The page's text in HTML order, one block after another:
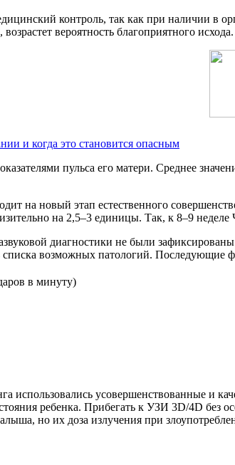
контроль, так как при наличии в
вероятность благоприятного исхода.
и когда это становится опасным
пульса его матери. Среднее
на новый этап естественного
на 2,5–3 единицы. Так, к 8–9
диагностики не были
возможных патологий. Последующие
в минуту)
использовались усовершенствованные и
ребенка. Прибегать к УЗИ 3D/4D без
но их доза излучения при